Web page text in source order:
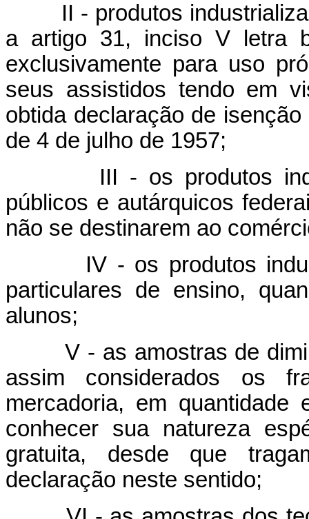
II - produtos
a artigo 31, inciso V letra
exclusivamente para uso
seus assistidos tendo em
obtida declaração de
de 4 de julho de 1957;
III - os produtos
públicos e autárquicos
não se destinarem ao
IV - os produtos
particulares de ensino,
alunos;
V - as amostras de
assim considerados os
mercadoria, em quantidade
conhecer sua natureza
gratuita, desde que
declaração neste sentido;